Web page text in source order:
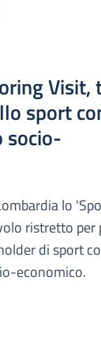
Visit,
sport
socio-
lo
ristretto per
di sport
economico.